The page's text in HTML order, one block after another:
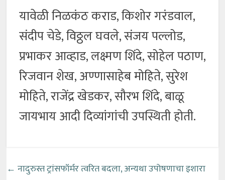
यावेळी निळकंठ कराड, किशोर गरंडवाल,
संदीप चेडे, विठ्ठल घवले, संजय पल्लोड,
प्रभाकर आव्हाड, लक्ष्मण शिंदे, सोहेल पठाण,
रिजवान शेख, अण्णासाहेब मोहिते, सुरेश
मोहिते, राजेंद्र खेडकर, सौरभ शिंदे, बाळू
जायभाय आदी दिव्यांगांची उपस्थिती होती.
← नादुरुस्त ट्रांसफॉर्मर त्वरित बदला, अन्यथा उपोषणाचा इशारा